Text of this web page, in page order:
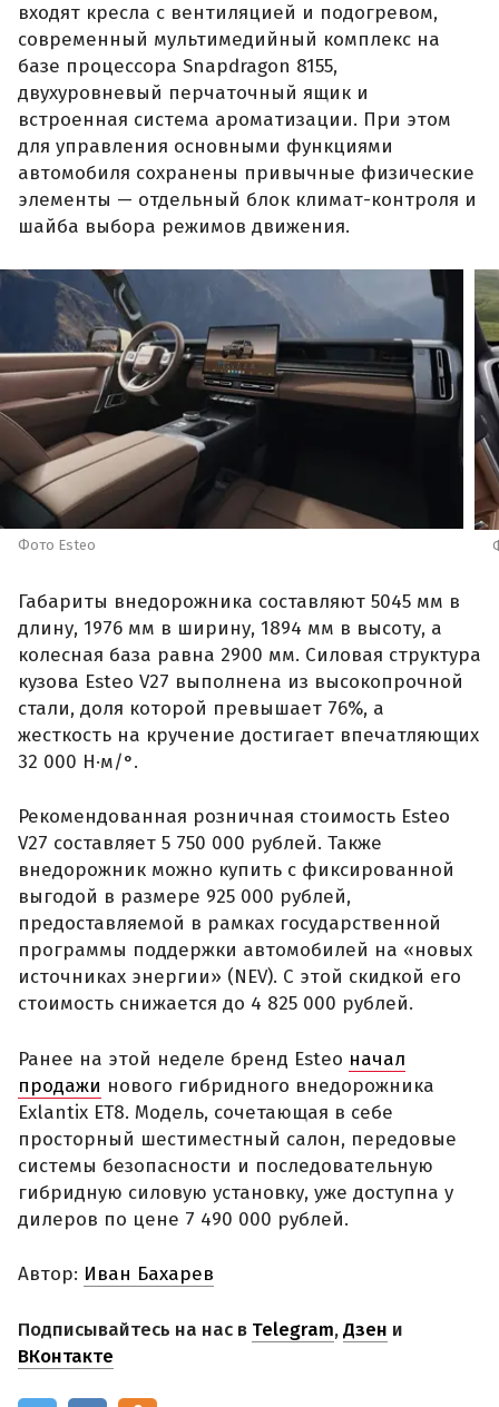
входят кресла с вентиляцией и подогревом,
современный мультимедийный комплекс на
базе процессора Snapdragon 8155,
двухуровневый перчаточный ящик и
встроенная система ароматизации. При этом
для управления основными функциями
автомобиля сохранены привычные физические
элементы — отдельный блок климат-контроля и
шайба выбора режимов движения.
Фото Esteo
Габариты внедорожника составляют 5045 мм в
длину, 1976 мм в ширину, 1894 мм в высоту, а
колесная база равна 2900 мм. Силовая структура
кузова Esteo V27 выполнена из высокопрочной
стали, доля которой превышает 76%, а
жесткость на кручение достигает впечатляющих
32 000 Н·м/°.
Рекомендованная розничная стоимость Esteo
V27 составляет 5 750 000 рублей. Также
внедорожник можно купить с фиксированной
выгодой в размере 925 000 рублей,
предоставляемой в рамках государственной
программы поддержки автомобилей на «новых
источниках энергии» (NEV). С этой скидкой его
стоимость снижается до 4 825 000 рублей.
Ранее на этой неделе бренд Esteo начал
продажи нового гибридного внедорожника
Exlantix ET8. Модель, сочетающая в себе
просторный шестиместный салон, передовые
системы безопасности и последовательную
гибридную силовую установку, уже доступна у
дилеров по цене 7 490 000 рублей.
Автор: Иван Бахарев
Подписывайтесь на нас в Telegram,Дзен и
ВКонтакте